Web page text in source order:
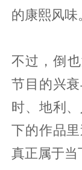
的康熙风味
不过，倒
节目的兴
时、地利
下的作品
真正属于当